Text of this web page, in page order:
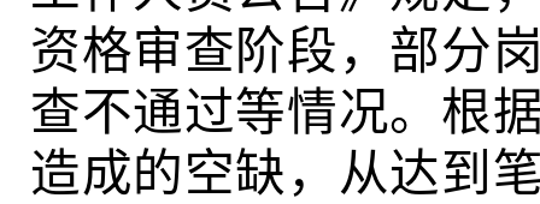
资格审查阶段，部分
查不通过等情况。根
造成的空缺， 从达到